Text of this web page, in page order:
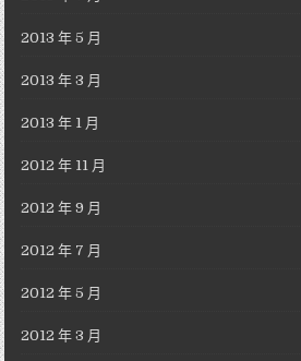
2013 年 5 月
2013 年 3 月
2013 年 1 月
2012 年 11 月
2012 年 9 月
2012 年 7 月
2012 年 5 月
2012 年 3 月